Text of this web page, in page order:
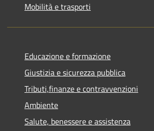
Mobilità e trasporti
Educazione e formazione
Giustizia e sicurezza pubblica
Tributi,finanze e contravvenzioni
Ambiente
Salute, benessere e assistenza